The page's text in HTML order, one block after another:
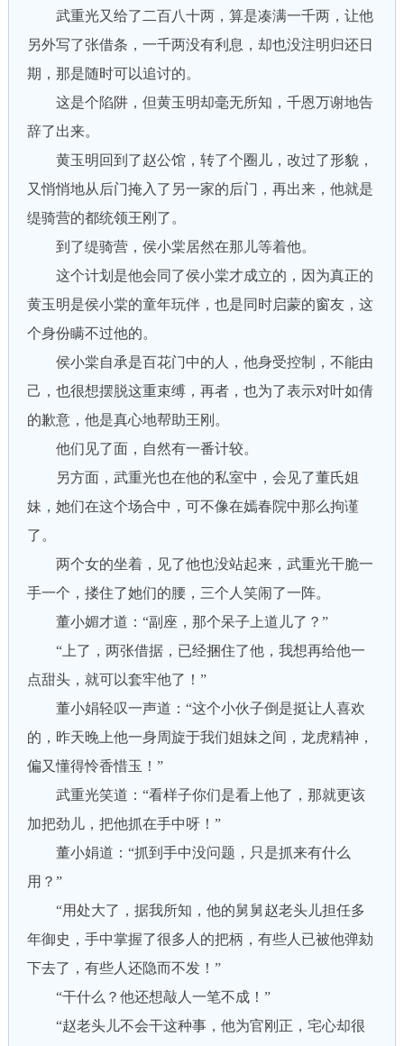
武重光又给了二百八十两，算是凑满一千两，让他
另外写了张借条，一千两没有利息，却也没注明归还日
期，那是随时可以追讨的。
这是个陷阱，但黄玉明却毫无所知，千恩万谢地告
辞了出来。
黄玉明回到了赵公馆，转了个圈儿，改过了形貌，
又悄悄地从后门掩入了另一家的后门，再出来，他就是
缇骑营的都统领王刚了。
到了缇骑营，侯小棠居然在那儿等着他。
这个计划是他会同了侯小棠才成立的，因为真正的
黄玉明是侯小棠的童年玩伴，也是同时启蒙的窗友，这
个身份瞒不过他的。
侯小棠自承是百花门中的人，他身受控制，不能由
己，也很想摆脱这重束缚，再者，也为了表示对叶如倩
的歉意，他是真心地帮助王刚。
他们见了面，自然有一番计较。
另方面，武重光也在他的私室中，会见了董氏姐
妹，她们在这个场合中，可不像在嫣春院中那么拘谨
了。
两个女的坐着，见了他也没站起来，武重光干脆一
手一个，搂住了她们的腰，三个人笑闹了一阵。
董小媚才道：“副座，那个呆子上道儿了？”
“上了，两张借据，已经捆住了他，我想再给他一
点甜头，就可以套牢他了！”
董小娟轻叹一声道：“这个小伙子倒是挺让人喜欢
的，昨天晚上他一身周旋于我们姐妹之间，龙虎精神，
偏又懂得怜香惜玉！”
武重光笑道：“看样子你们是看上他了，那就更该
加把劲儿，把他抓在手中呀！”
董小娟道：“抓到手中没问题，只是抓来有什么
用？”
“用处大了，据我所知，他的舅舅赵老头儿担任多
年御史，手中掌握了很多人的把柄，有些人已被他弹劾
下去了，有些人还隐而不发！”
“干什么？他还想敲人一笔不成！”
“赵老头儿不会干这种事，他为官刚正，宅心却很